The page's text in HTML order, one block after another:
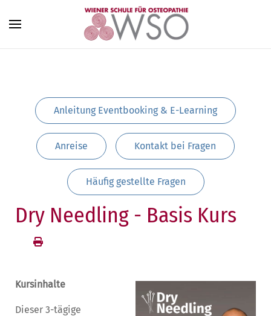
Zum Hauptinhalt springen
Anleitung Eventbooking & E-Learning
Anreise Kontakt bei Fragen
Häufig gestellte Fragen
Dry Needling - Basis Kurs
Kursinhalte
Dieser 3-tägige